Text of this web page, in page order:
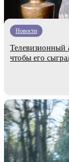
Новости
Телевизионный
чтобы его